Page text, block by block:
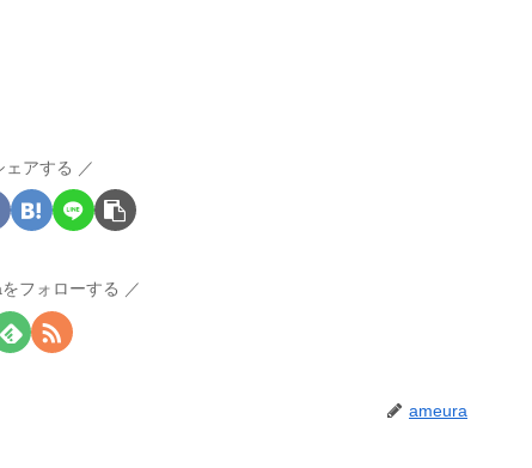
ェアする
フォローする
ameura